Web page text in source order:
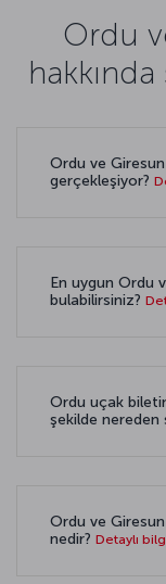
Ordu
Ordu ve
gerçekleşiyor?
En uygun Ordu
bulabilirsiniz?
Ordu uçak
şekilde nereden
Ordu ve Giresun
nedir? Detaylı